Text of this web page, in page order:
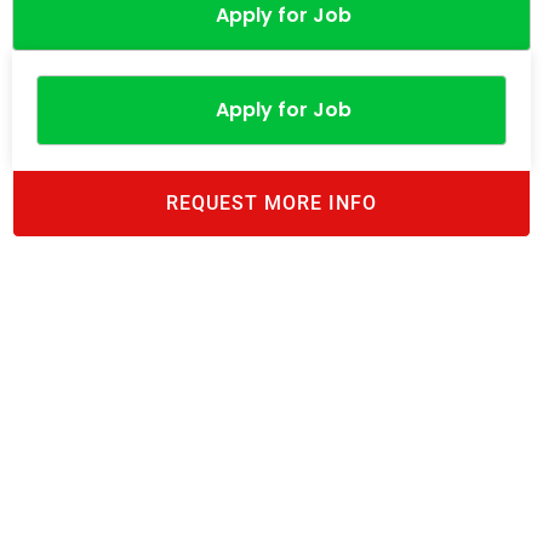
Apply for Job
Apply for Job
REQUEST MORE INFO